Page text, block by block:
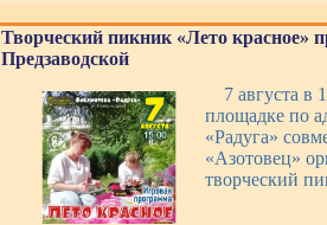
Творческий пикник «Лето красное»
Предзаводской
7 августа в
площадке по
«Радуга»
«Азотовец»
творческий